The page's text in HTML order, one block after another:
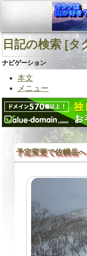
ナビゲーション
本文
メニュー
予定変更で佐幌岳へ